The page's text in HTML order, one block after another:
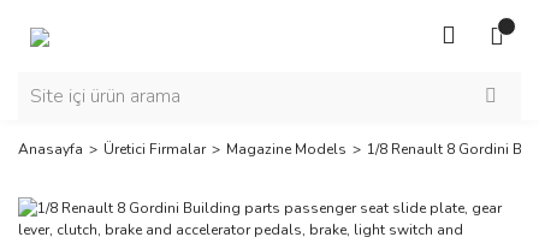
Anasayfa Üretici Firmalar Magazine Models 1/8 Renault 8 Gordini